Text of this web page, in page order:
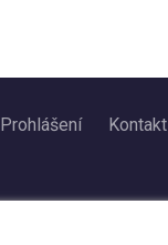
Prohlášení Kontakt